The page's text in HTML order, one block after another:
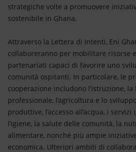
strategiche volte a promuovere
sostenibile in Ghana.
Attraverso la Lettera di Intenti, Eni
collaboreranno per mobilitare risorse
partenariati capaci di favorire uno
comunità ospitanti. In particolare, le
cooperazione includono l’istruzione,
professionale, l’agricoltura e lo
produttive, l’accesso all’acqua, i
l’igiene, la salute delle comunità, la
alimentare, nonché più ampie
economica. Ulteriori ambiti di